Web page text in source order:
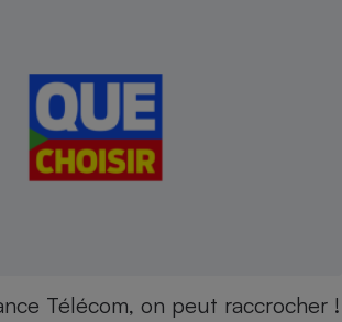
Télécom, on peut raccrocher !